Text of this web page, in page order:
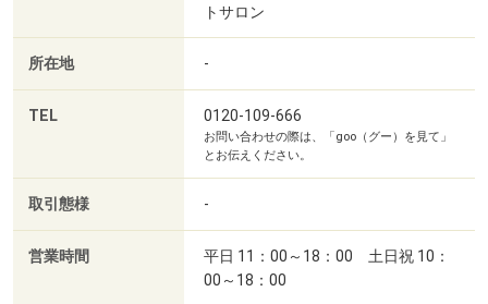
トサロン
所在地 -
TEL 0120-109-666
お問い合わせの際は、「goo（グー）を見て」
とお伝えください。
取引態様 -
営業時間
平日 11：00～18：00 土日祝 10：
00～18：00